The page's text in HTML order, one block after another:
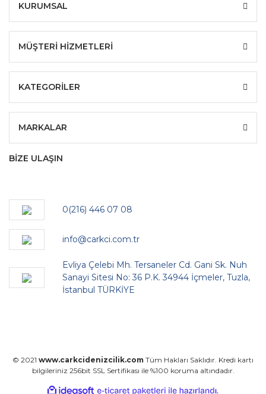
KURUMSAL
MÜŞTERİ HİZMETLERİ
KATEGORİLER
MARKALAR
BİZE ULAŞIN
0(216) 446 07 08
info@carkci.com.tr
Evliya Çelebi Mh. Tersaneler Cd. Gani Sk. Nuh
Sanayi Sitesi No: 36 P.K. 34944 İçmeler, Tuzla,
İstanbul TÜRKİYE
© 2021 www.carkcidenizcilik.com Tüm Hakları Saklıdır. Kredi kartı
bilgileriniz 256bit SSL Sertifikası ile %100 koruma altındadır.
ideasoft e-